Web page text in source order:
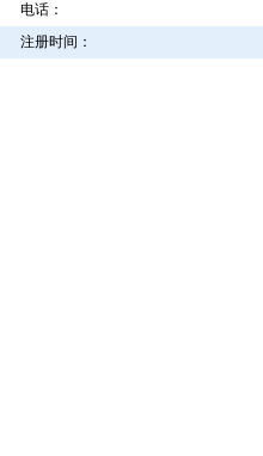
电话：
注册时间：